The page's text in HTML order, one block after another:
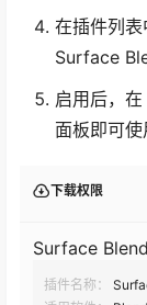
在插件列
Surface
启用后，
面板即可使
下载权限
Surface
插件名称：